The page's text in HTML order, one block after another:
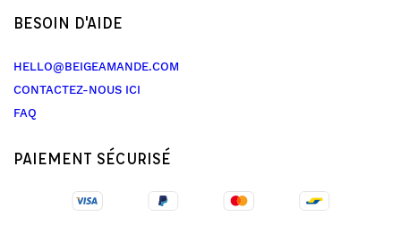
BESOIN D'AIDE
HELLO@BEIGEAMANDE.COM
CONTACTEZ-NOUS ICI
FAQ
PAIEMENT SÉCURISÉ